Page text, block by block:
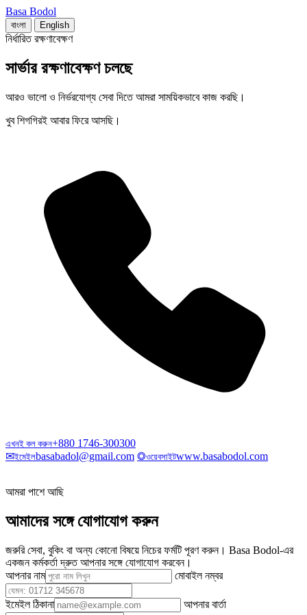
Basa Bodol
বাংলা English
নির্ধারিত রক্ষণাবেক্ষণ
সার্ভার রক্ষণাবেক্ষণ চলছে
আরও ভালো ও নির্ভরযোগ্য সেবা দিতে আমরা সাময়িকভাবে কাজ করছি।
খুব শিগগিরই আবার ফিরে আসছি।
এখনই কল করুন+880 1746-300300
✉ইমেইলbasabadol@gmail.com ◎ওয়েবসাইটwww.basabodol.com
আমরা পাশে আছি
আমাদের সঙ্গে যোগাযোগ করুন
জরুরি সেবা, বুকিং বা অন্য কোনো বিষয়ে নিচের ফর্মটি পূরণ করুন। Basa Bodol-এর
একজন কর্মকর্তা দ্রুত আপনার সঙ্গে যোগাযোগ করবেন।
আপনার নাম
মোবাইল নম্বর
ইমেইল ঠিকানা আপনার বার্তা